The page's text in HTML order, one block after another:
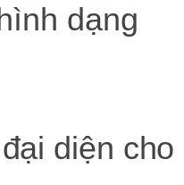
dạng
diện cho